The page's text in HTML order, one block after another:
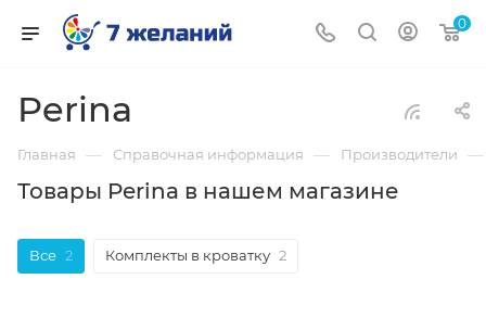
0
Perina
Главная — Справочная информация — Производители —
Товары Perina в нашем магазине
Все 2 Комплекты в кроватку 2